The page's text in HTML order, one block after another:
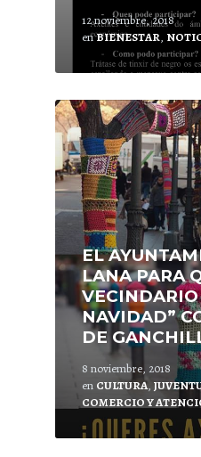
12 noviembre, 2018
enBIENESTAR,
EL
LANA PARA
NAVIDAD”
DE
8 noviembre, 2018
en CULTURA,
COMERCIO Y
Lee
mas